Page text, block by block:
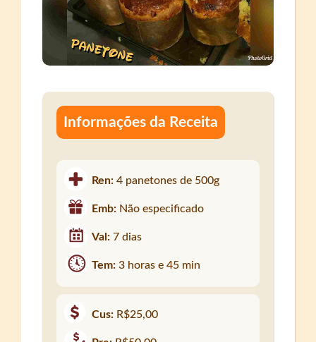
Informações da Receita
Ren:4 panetones de 500g
Emb: Não especificado
Val:7 dias
Tem:3 horas e 45 min
Cus: R$25,00